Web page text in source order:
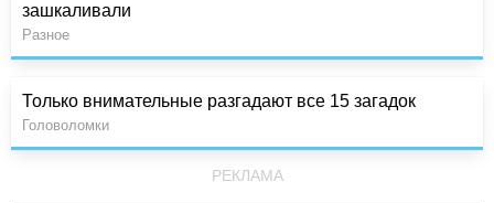
зашкаливали
Разное
Только внимательные разгадают все 15 загадок
Головоломки
РЕКЛАМА